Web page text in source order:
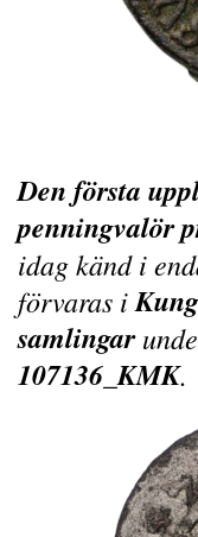
Den första
penningvalör
idag känd i
förvaras i
samlingar
107136_KMK.